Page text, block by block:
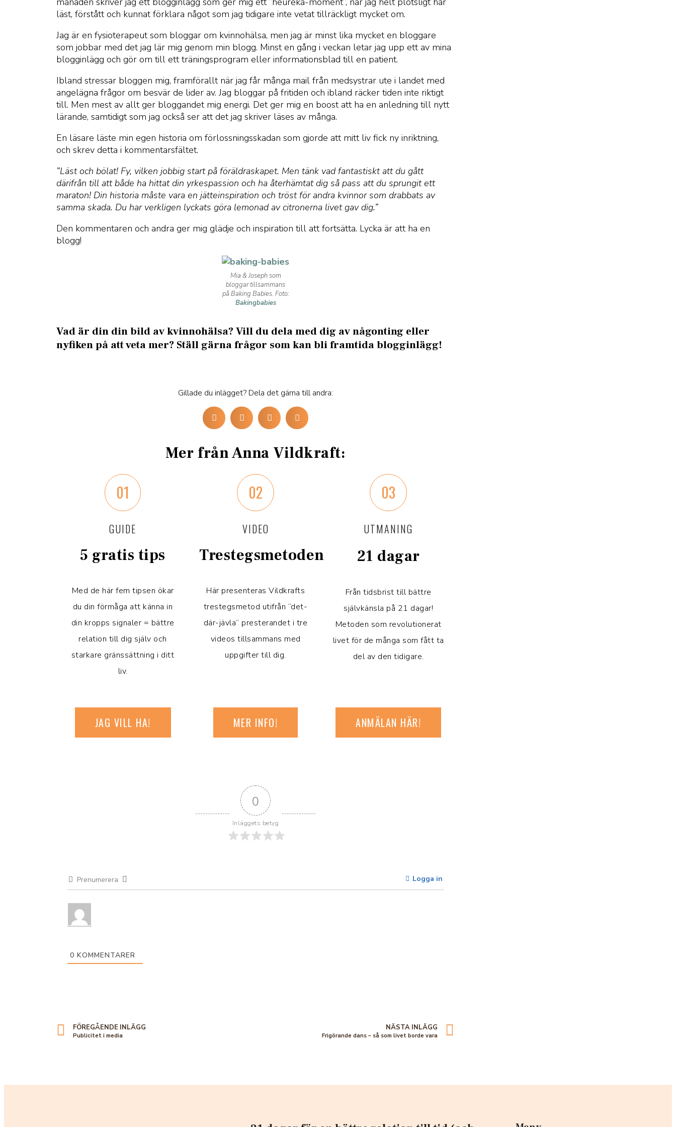
läst, förstått och kunnat förklara något som jag tidigare inte vetat tillräckligt mycket om.
Jag är en fysioterapeut som bloggar om kvinnohälsa, men jag är minst lika mycket en bloggare
som jobbar med det jag lär mig genom min blogg. Minst en gång i veckan letar jag upp ett av mina
blogginlägg och gör om till ett träningsprogram eller informationsblad till en patient.
Ibland stressar bloggen mig, framförallt när jag får många mail från medsystrar ute i landet med
angelägna frågor om besvär de lider av. Jag bloggar på fritiden och ibland räcker tiden inte riktigt
till. Men mest av allt ger bloggandet mig energi. Det ger mig en boost att ha en anledning till nytt
lärande, samtidigt som jag också ser att det jag skriver läses av många.
En läsare läste min egen historia om förlossningsskadan som gjorde att mitt liv fick ny inriktning,
och skrev detta i kommentarsfältet.
”Läst och bölat! Fy, vilken jobbig start på föräldraskapet. Men tänk vad fantastiskt att du gått
därifrån till att både ha hittat din yrkespassion och ha återhämtat dig så pass att du sprungit ett
maraton! Din historia måste vara en jätteinspiration och tröst för andra kvinnor som drabbats av
samma skada. Du har verkligen lyckats göra lemonad av citronerna livet gav dig.”
Den kommentaren och andra ger mig glädje och inspiration till att fortsätta. Lycka är att ha en
blogg!
Mia & Joseph som
bloggar tillsammans
på Baking Babies. Foto:
Bakingbabies
Vad är din din bild av kvinnohälsa? Vill du dela med dig av någonting eller
nyfiken på att veta mer? Ställ gärna frågor som kan bli framtida blogginlägg!
Gillade du inlägget? Dela det gärna till andra:
Mer från Anna Vildkraft:
01
GUIDE
5 gratis tips
Med de här fem tipsen ökar
du din förmåga att känna in
din kropps signaler = bättre
relation till dig själv och
starkare gränssättning i ditt
liv.
02
VIDEO
Trestegsmetoden
Här presenteras Vildkrafts
trestegsmetod utifrån “det-
där-jävla” presterandet i tre
videos tillsammans med
uppgifter till dig.
03
UTMANING
21 dagar
Från tidsbrist till bättre
självkänsla på 21 dagar!
Metoden som revolutionerat
livet för de många som fått ta
del av den tidigare.
JAG VILL HA! MER INFO! ANMÄLAN HÄR!
0
Inläggets betyg
Prenumerera Logga in
0 KOMMENTARER
FÖREGÅENDE INLÄGG
Publicitet i media
NÄSTA INLÄGG
Frigörande dans – så som livet borde vara